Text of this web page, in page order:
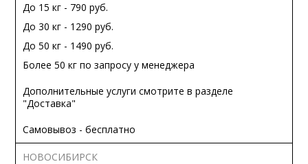
До 15 кг - 790 руб.
До 30 кг - 1290 руб.
До 50 кг - 1490 руб.
Более 50 кг по запросу у менеджера
Дополнительные услуги смотрите в разделе
"Доставка"
Самовывоз - бесплатно
НОВОСИБИРСК